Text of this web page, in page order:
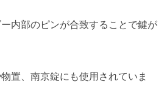
内部のピンが合致することで鍵が
置、南京錠にも使用されていま